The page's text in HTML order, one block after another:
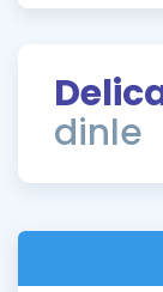
Rehberlik
ÖSYM
dinle